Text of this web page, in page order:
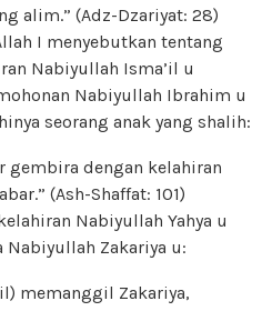
alim.” (Adz-Dzariyat: 28)
I menyebutkan tentang
Nabiyullah Isma’il u
Nabiyullah Ibrahim u
seorang anak yang shalih:
gembira dengan kelahiran
(Ash-Shaffat: 101)
Nabiyullah Yahya u
Zakariya u:
memanggil Zakariya,